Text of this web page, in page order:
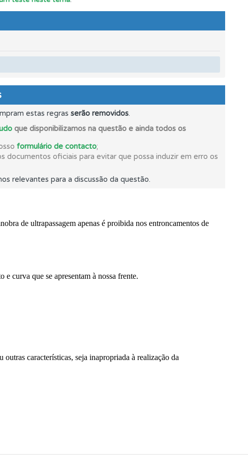
responder.
oficial.
estas regras serão removidos.
que disponibilizamos na questão e ainda todos os
formulário de contacto;
documentos oficiais para evitar que possa induzir em erro os
relevantes para a discussão da questão.